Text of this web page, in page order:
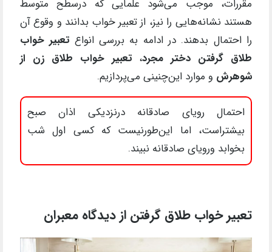
مقررات، موجب می‌شود علمایی که درسطح متوسط
هستند نشانه‌هایی را نیز، از تعبیر خواب بدانند و وقوع آن
را احتمال بدهند. در ادامه به بررسی انواع تعبیر خواب
طلاق گرفتن دختر مجرد، تعبیر خواب طلاق زن از
شوهرش و موارد این‌چنینی می‌پردازیم.
احتمال رویای صادقانه درنزدیکی اذان صبح
بیشتراست، اما این‌طورنیست که کسی اول شب
بخوابد ورویای صادقانه نبیند.
تعبیر خواب طلاق گرفتن از دیدگاه معبران